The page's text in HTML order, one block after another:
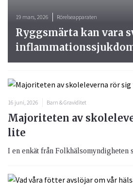
16 juni, 2026 Barn & Graviditet
Majoriteten av
lite
I en enkät från Folkhälsomyndigheten
19 mars, 2026 Rörelseapparaten
Ryggsmärta kan vara